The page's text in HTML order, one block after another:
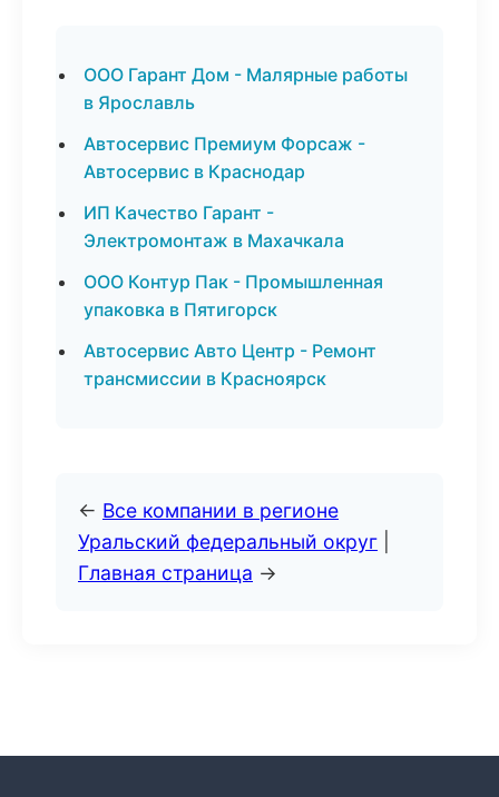
ООО Гарант Дом - Малярные работы
в Ярославль
Автосервис Премиум Форсаж -
Автосервис в Краснодар
ИП Качество Гарант -
Электромонтаж в Махачкала
ООО Контур Пак - Промышленная
упаковка в Пятигорск
Автосервис Авто Центр - Ремонт
трансмиссии в Красноярск
← Все компании в регионе
Уральский федеральный округ
Главная страница →